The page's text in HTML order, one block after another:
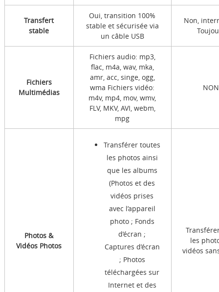
Transfert
stable
Oui, transition 100%
stable et sécurisée via
un câble USB
Non,
Fichiers
Multimédias
Fichiers audio: mp3,
flac, m4a, wav, mka,
amr, acc, singe, ogg,
wma Fichiers vidéo:
m4v, mp4, mov, wmv,
FLV, MKV, AVI, webm,
mpg
NON
Photos &
Vidéos Photos
Transférer toutes
les photos ainsi
que les albums
(Photos et des
vidéos prises
avec l’appareil
photo ; Fonds
d’écran ;
Captures d’écran
; Photos
téléchargées sur
Internet et des
les
vidéos